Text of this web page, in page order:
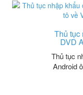
Thủ tục
DVD
Thủ tục
Android